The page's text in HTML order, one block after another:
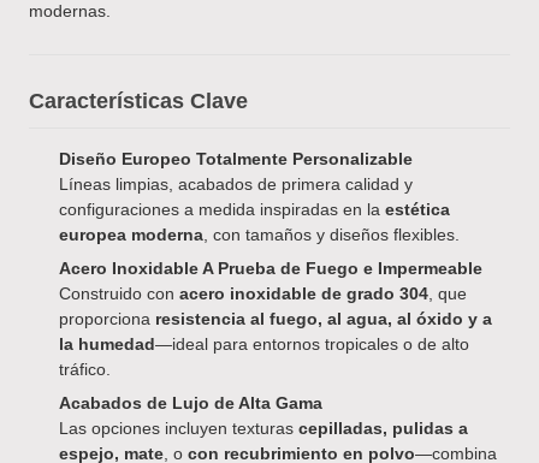
modernas.
Características Clave
Diseño Europeo Totalmente Personalizable
Líneas limpias, acabados de primera calidad y
configuraciones a medida inspiradas en la estética
europea moderna , con tamaños y diseños flexibles.
Acero Inoxidable A Prueba de Fuego e Impermeable
Construido con acero inoxidable de grado 304 , que
proporciona resistencia al fuego, al agua, al óxido y a
la humedad—ideal para entornos tropicales o de alto
tráfico.
Acabados de Lujo de Alta Gama
Las opciones incluyen texturas cepilladas, pulidas a
espejo, mate , o con recubrimiento en polvo—combina